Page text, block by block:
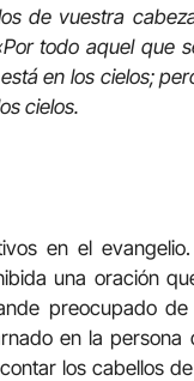
de vuestra
todo aquel
en los cielos;
cielos.
en el
una oración
preocupado
en la
los cabellos